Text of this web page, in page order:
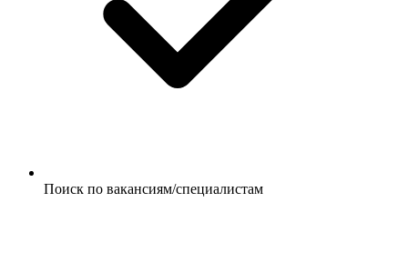
Поиск по вакансиям/специалистам